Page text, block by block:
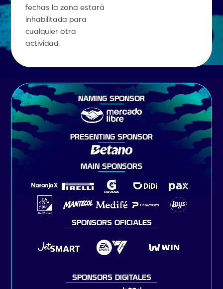
fechas la zona estará
inhabilitada para
cualquier otra
actividad.
NAMING SPONSOR
PRESENTING SPONSOR
MAIN SPONSORS
SPONSORS OFICIALES
SPONSORS DIGITALES